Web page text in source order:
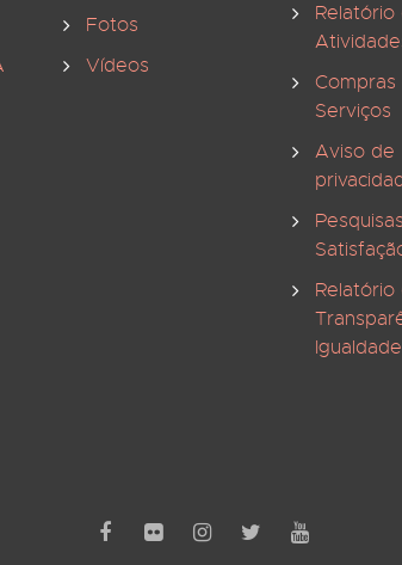
Fotos
Vídeos
Relatório
Compras
Serviços
Aviso de
Relatório